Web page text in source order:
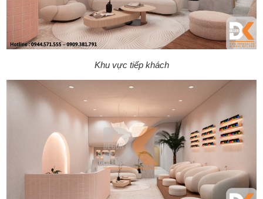
Khu vực tiếp khách